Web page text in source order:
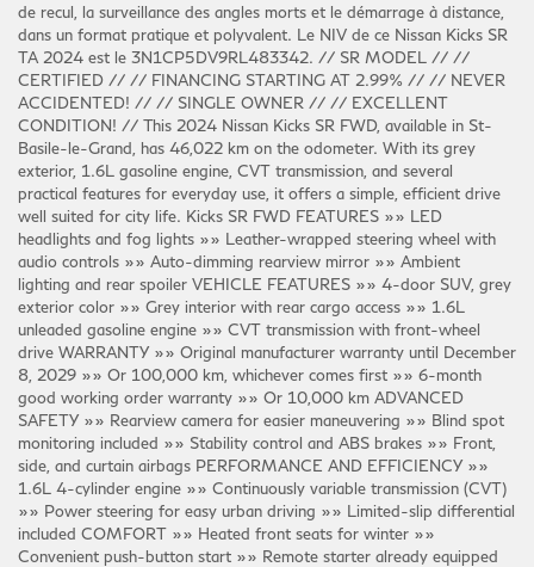
de recul, la surveillance des angles morts et le démarrage à distance,
dans un format pratique et polyvalent. Le NIV de ce Nissan Kicks SR
TA 2024 est le 3N1CP5DV9RL483342. // SR MODEL // //
CERTIFIED // // FINANCING STARTING AT 2.99% // // NEVER
ACCIDENTED! // // SINGLE OWNER // // EXCELLENT
CONDITION! // This 2024 Nissan Kicks SR FWD, available in St-
Basile-le-Grand, has 46,022 km on the odometer. With its grey
exterior, 1.6L gasoline engine, CVT transmission, and several
practical features for everyday use, it offers a simple, efficient drive
well suited for city life. Kicks SR FWD FEATURES »» LED
headlights and fog lights »» Leather-wrapped steering wheel with
audio controls »» Auto-dimming rearview mirror »» Ambient
lighting and rear spoiler VEHICLE FEATURES »» 4-door SUV, grey
exterior color »» Grey interior with rear cargo access »» 1.6L
unleaded gasoline engine »» CVT transmission with front-wheel
drive WARRANTY »» Original manufacturer warranty until December
8, 2029 »» Or 100,000 km, whichever comes first »» 6-month
good working order warranty »» Or 10,000 km ADVANCED
SAFETY »» Rearview camera for easier maneuvering »» Blind spot
monitoring included »» Stability control and ABS brakes »» Front,
side, and curtain airbags PERFORMANCE AND EFFICIENCY »»
1.6L 4-cylinder engine »» Continuously variable transmission (CVT)
»» Power steering for easy urban driving »» Limited-slip differential
included COMFORT »» Heated front seats for winter »»
Convenient push-button start »» Remote starter already equipped